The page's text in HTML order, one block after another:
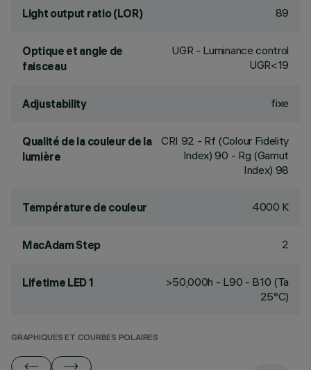
Light output ratio (LOR) 89
Optique et angle de
faisceau
UGR - Luminance control
UGR<19
Adjustability fixe
Qualité de la couleur de la
lumière
CRI 92 - Rf (Colour Fidelity
Index) 90 - Rg (Gamut
Index) 98
Température de couleur 4000 K
MacAdam Step 2
Lifetime LED 1
>50,000h - L90 - B10 (Ta
25°C)
GRAPHIQUES ET COURBES POLAIRES